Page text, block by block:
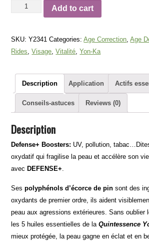
Defense+Boosters-
quantity
Add to cart
SKU:Y2341 Categories:Age Correction,Age
Rides,Visage,Vitalité,Yon-Ka
Description Application Actifs
Conseils-astuces Reviews (0)
Description
Defense+ Boosters: UV, pollution,
oxydatif qui fragilise la peau et accélère son
avec DEFENSE+.
Sespolyphénols d’écorce de pin sont des
oxydants de premier ordre, ils aident
peau aux agressions extérieures. Sans oublier
les 5 huiles essentielles de laQuintessence
mieux protégée, la peau gagne en éclat et en